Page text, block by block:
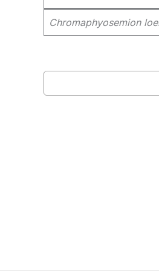
Chromaphyosemion